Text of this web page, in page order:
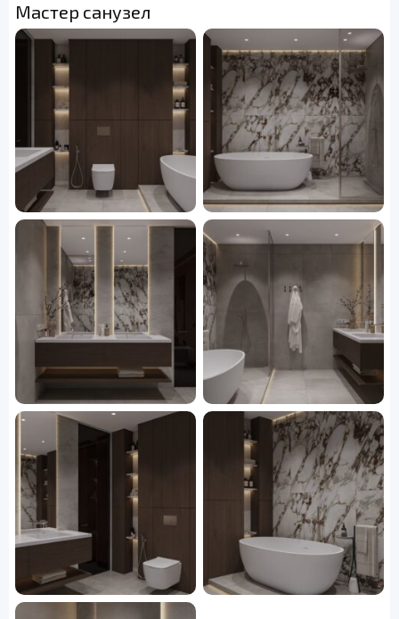
Мастер санузел